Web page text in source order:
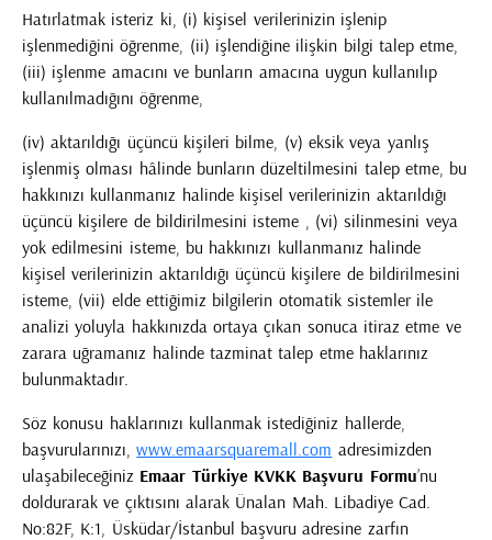
Hatırlatmak isteriz ki, (i) kişisel verilerinizin işlenip
işlenmediğini öğrenme, (ii) işlendiğine ilişkin bilgi talep etme,
(iii) işlenme amacını ve bunların amacına uygun kullanılıp
kullanılmadığını öğrenme,
(iv) aktarıldığı üçüncü kişileri bilme, (v) eksik veya yanlış
işlenmiş olması hâlinde bunların düzeltilmesini talep etme, bu
hakkınızı kullanmanız halinde kişisel verilerinizin aktarıldığı
üçüncü kişilere de bildirilmesini isteme , (vi) silinmesini veya
yok edilmesini isteme, bu hakkınızı kullanmanız halinde
kişisel verilerinizin aktarıldığı üçüncü kişilere de bildirilmesini
isteme, (vii) elde ettiğimiz bilgilerin otomatik sistemler ile
analizi yoluyla hakkınızda ortaya çıkan sonuca itiraz etme ve
zarara uğramanız halinde tazminat talep etme haklarınız
bulunmaktadır.
Söz konusu haklarınızı kullanmak istediğiniz hallerde,
başvurularınızı,www.emaarsquaremall.com adresimizden
ulaşabileceğiniz Emaar Türkiye KVKK Başvuru Formu’nu
doldurarak ve çıktısını alarak Ünalan Mah. Libadiye Cad.
No:82F, K:1, Üsküdar/İstanbul başvuru adresine zarfın